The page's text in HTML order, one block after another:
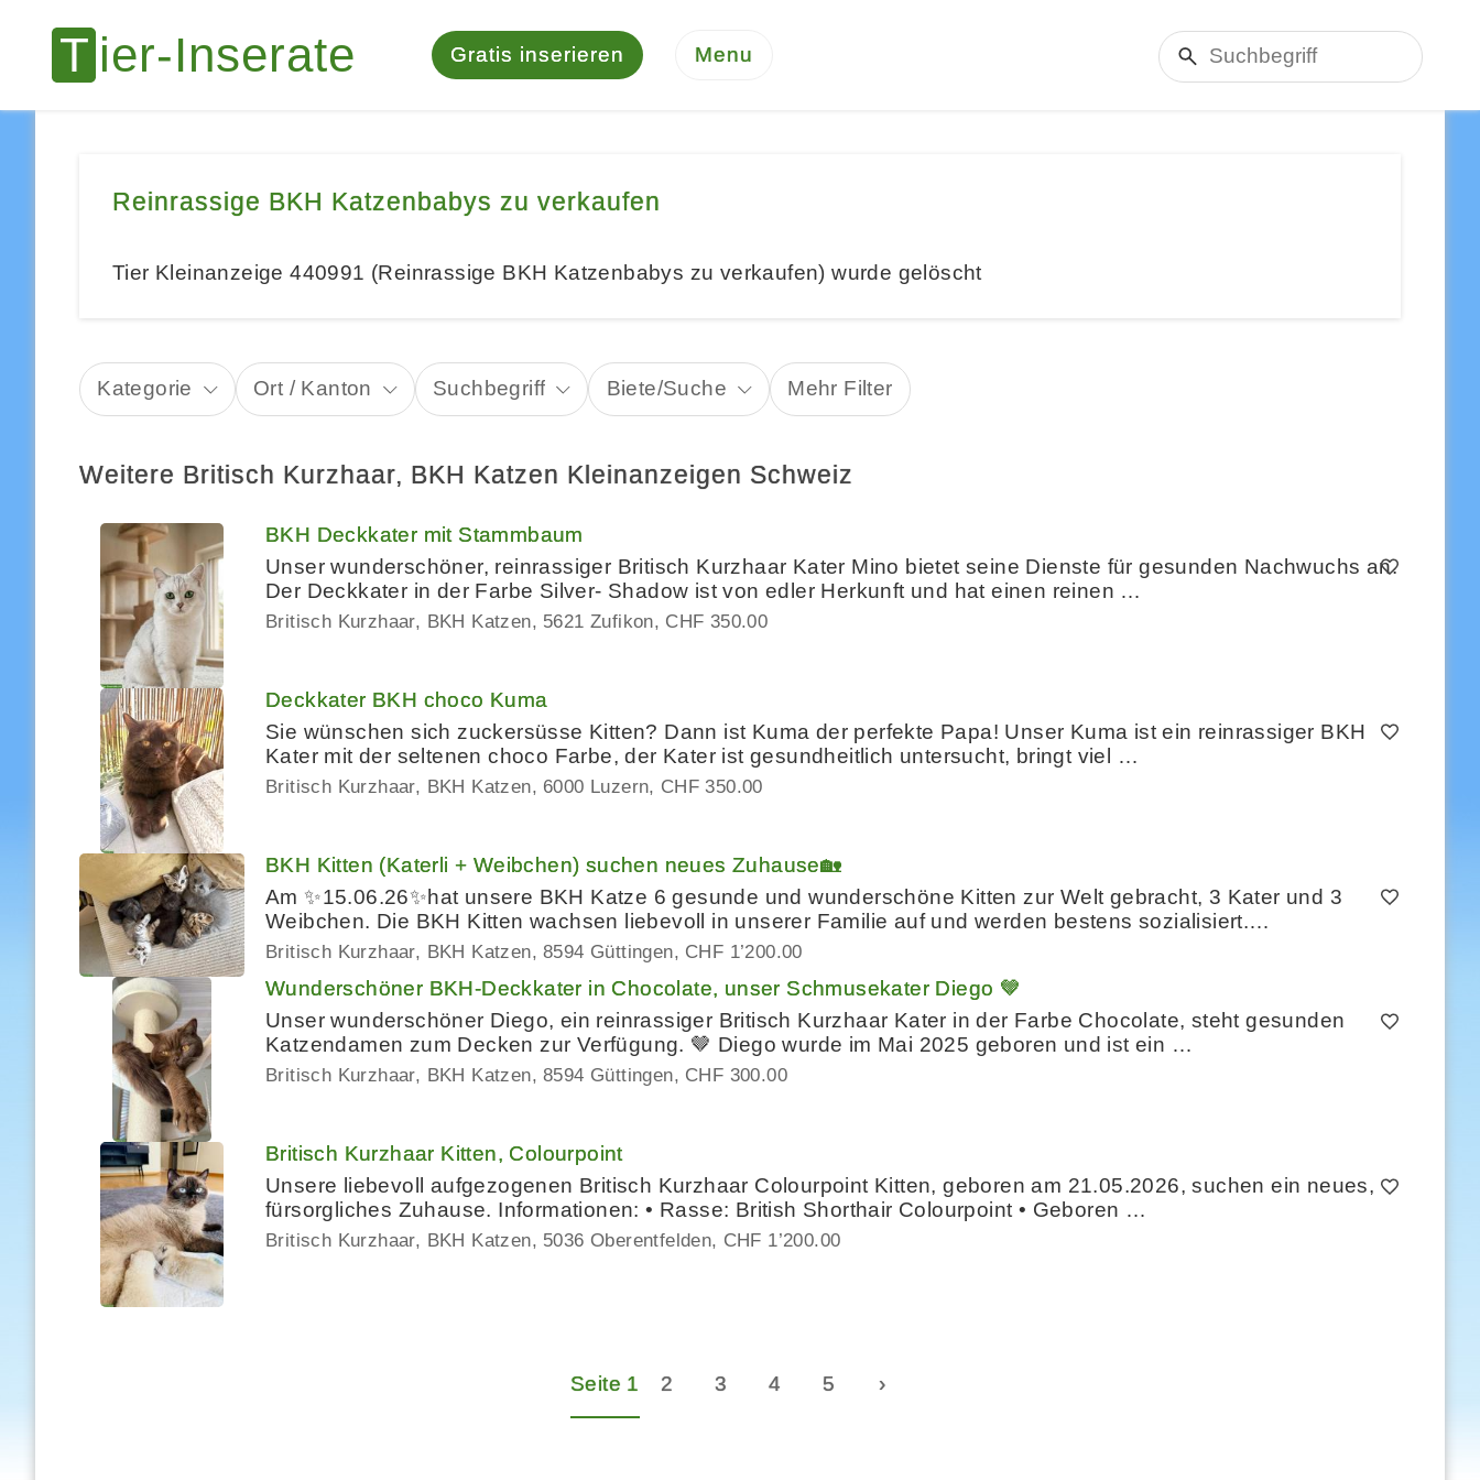
Gratis inserieren Menu
Reinrassige BKH Katzenbabys zu verkaufen
Tier Kleinanzeige 440991 (Reinrassige BKH Katzenbabys zu verkaufen) wurde gelöscht
Kategorie Ort / Kanton Suchbegriff Biete/Suche Mehr Filter
Weitere Britisch Kurzhaar, BKH Katzen Kleinanzeigen Schweiz
BKH Deckkater mit Stammbaum
Unser wunderschöner, reinrassiger Britisch Kurzhaar Kater Mino bietet seine Dienste für gesunden Nachwuchs an.
Der Deckkater in der Farbe Silver- Shadow ist von edler Herkunft und hat einen reinen …
Britisch Kurzhaar, BKH Katzen 5621 Zufikon CHF 350.00
Deckkater BKH choco Kuma
Sie wünschen sich zuckersüsse Kitten? Dann ist Kuma der perfekte Papa! Unser Kuma ist ein reinrassiger BKH
Kater mit der seltenen choco Farbe, der Kater ist gesundheitlich untersucht, bringt viel …
Britisch Kurzhaar, BKH Katzen 6000 Luzern CHF 350.00
BKH Kitten (Katerli + Weibchen) suchen neues Zuhause🏡
Am ✨15.06.26✨hat unsere BKH Katze 6 gesunde und wunderschöne Kitten zur Welt gebracht, 3 Kater und 3
Weibchen. Die BKH Kitten wachsen liebevoll in unserer Familie auf und werden bestens sozialisiert.…
Britisch Kurzhaar, BKH Katzen 8594 Güttingen CHF 1’200.00
Wunderschöner BKH-Deckkater in Chocolate, unser Schmusekater Diego 🤎
Unser wunderschöner Diego, ein reinrassiger Britisch Kurzhaar Kater in der Farbe Chocolate, steht gesunden
Katzendamen zum Decken zur Verfügung. 🤎 Diego wurde im Mai 2025 geboren und ist ein …
Britisch Kurzhaar, BKH Katzen 8594 Güttingen CHF 300.00
Britisch Kurzhaar Kitten, Colourpoint
Unsere liebevoll aufgezogenen Britisch Kurzhaar Colourpoint Kitten, geboren am 21.05.2026, suchen ein neues,
fürsorgliches Zuhause. Informationen: • Rasse: British Shorthair Colourpoint • Geboren …
Britisch Kurzhaar, BKH Katzen 5036 Oberentfelden CHF 1’200.00
Seite 1 2 3 4 5 ›